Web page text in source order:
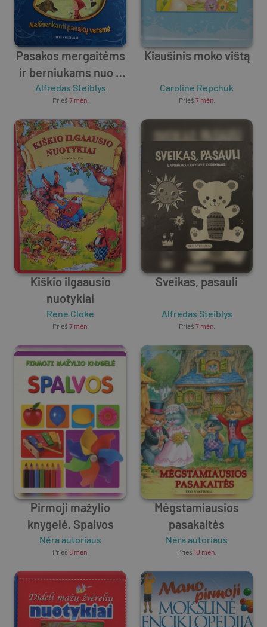
Pasakos mergaitėms
ir berniukams nuo 3
metų
Alfredas Steiblys
Prieš 7 mėn.
Kiaušinis moko vištą
Caroline Repchuk
Prieš 7 mėn.
Kiškio ilgaausio
nuotykiai
Rene Cloke
Prieš 7 mėn.
Sveikas, pasauli
Alfredas Steiblys
Prieš 7 mėn.
Pirmoji mažylio
knygelė. Spalvos
Nėra autoriaus
Prieš 8 mėn.
Mėgstamiausios
pasakaitės
Nėra autoriaus
Prieš 10 mėn.